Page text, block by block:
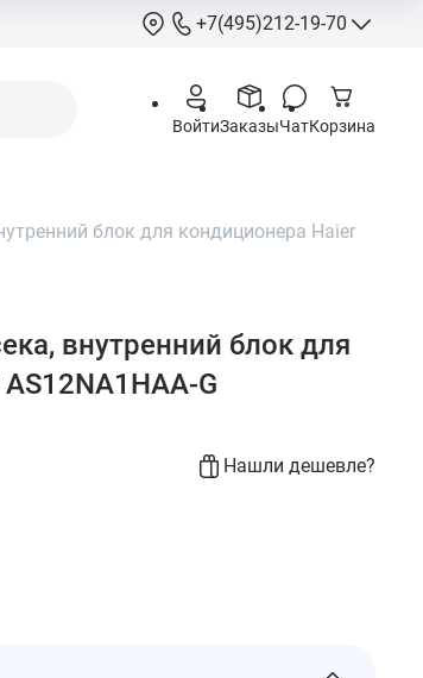
+7(495)212-19-70
info@hcstore.ru
Выходные:
шоссе 130, корп.
ВойтиЗаказыЧатКорзина
блок для кондиционера Haier
внутренний блок для
G
Нашли дешевле?